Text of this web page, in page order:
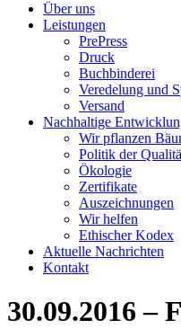
Über uns
Leistungen
PrePress
Druck
Buchbinderei
Veredelung und
Versand
Nachhaltige
Wir pflanzen
Politik der
Ökologie
Zertifikate
Auszeichnungen
Wir helfen
Ethischer Kodex
Aktuelle Nachrichten
Kontakt
30.09.2016 –